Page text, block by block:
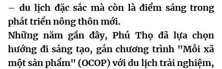
Lịch sử phát triển
Sở Khoa học và Công nghệ
Đổi mới sáng tạo
Chuyển đổi số
Bưu chính, Viễn thông
Hệ thống văn bản
Văn bản QPPL
Văn bản chỉ đạo điều hành
MST IOFFICE
THỐNG KÊ
– du lịch đặc sắc mà còn là điểm sáng trong
phát triển nông thôn mới.
Những năm gần đây, Phú Thọ đã lựa chọn
hướng đi sáng tạo, gắn chương trình "Mỗi xã
một sản phẩm" (OCOP) với du lịch trải nghiệm,